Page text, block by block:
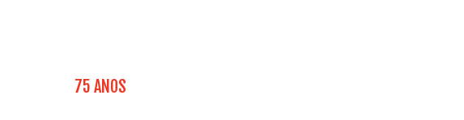
75 ANOS